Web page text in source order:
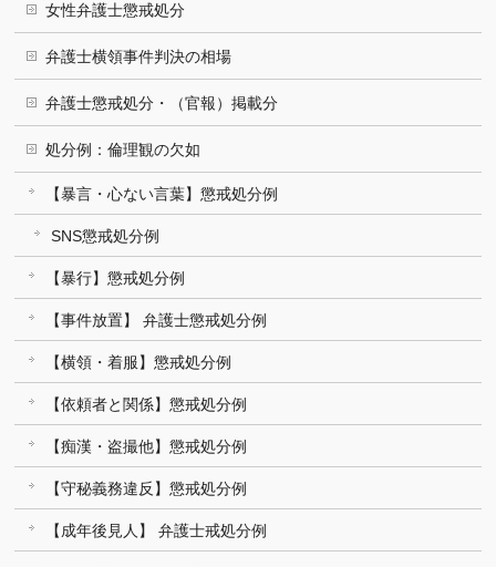
女性弁護士懲戒処分
弁護士横領事件判決の相場
弁護士懲戒処分・（官報）掲載分
処分例：倫理観の欠如
【暴言・心ない言葉】懲戒処分例
SNS懲戒処分例
【暴行】懲戒処分例
【事件放置】 弁護士懲戒処分例
【横領・着服】懲戒処分例
【依頼者と関係】懲戒処分例
【痴漢・盗撮他】懲戒処分例
【守秘義務違反】懲戒処分例
【成年後見人】 弁護士戒処分例